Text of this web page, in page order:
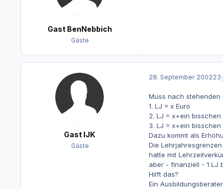
Gast BenNebbich
Gäste
Gast IJK
Gäste
28. September 200223 j
Muss nach
1. LJ = x Euro
2. LJ = x+ein bisschen
3. LJ = x+ein bisschen
Dazu kommt als
Die
hatte mit
aber - finanziell - 1 LJ
Hilft das?
Ein